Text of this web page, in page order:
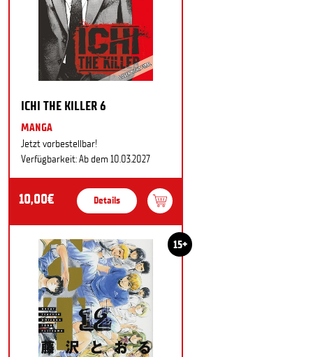
ICHI THE KILLER 6
MANGA
Jetzt vorbestellbar!
Verfügbarkeit: Ab dem 10.03.2027
10,00€ Details
15+